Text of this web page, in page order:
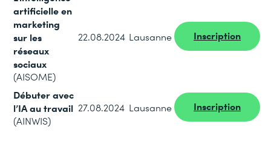
artificielle en
marketing
sur les
réseaux
sociaux
(AISOME)
22.08.2024 Lausanne Inscription
Débuter avec
l’IA au travail
(AINWIS)
27.08.2024 Lausanne Inscription